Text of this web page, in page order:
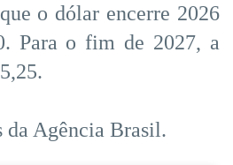
o dólar encerre 2026
Para o fim de 2027, a
da Agência Brasil.